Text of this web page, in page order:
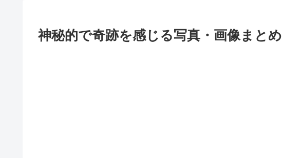
神秘的で奇跡を感じる写真・画像まとめ